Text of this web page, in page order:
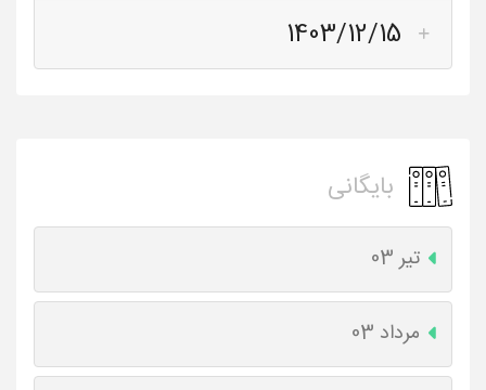
1403/12/15
بایگانی
تیر 03
مرداد 03